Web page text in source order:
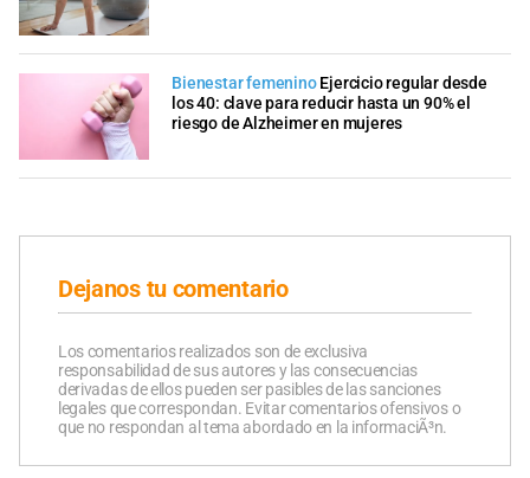
Bienestar femenino Ejercicio regular desde
los 40: clave para reducir hasta un 90% el
riesgo de Alzheimer en mujeres
Dejanos tu comentario
Los comentarios realizados son de exclusiva
responsabilidad de sus autores y las consecuencias
derivadas de ellos pueden ser pasibles de las sanciones
legales que correspondan. Evitar comentarios ofensivos o
que no respondan al tema abordado en la informaciÃ³n.